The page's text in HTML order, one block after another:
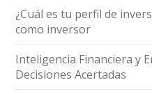
¿Cuál es tu perfil de
como inversor
Inteligencia Financiera y
Decisiones Acertadas